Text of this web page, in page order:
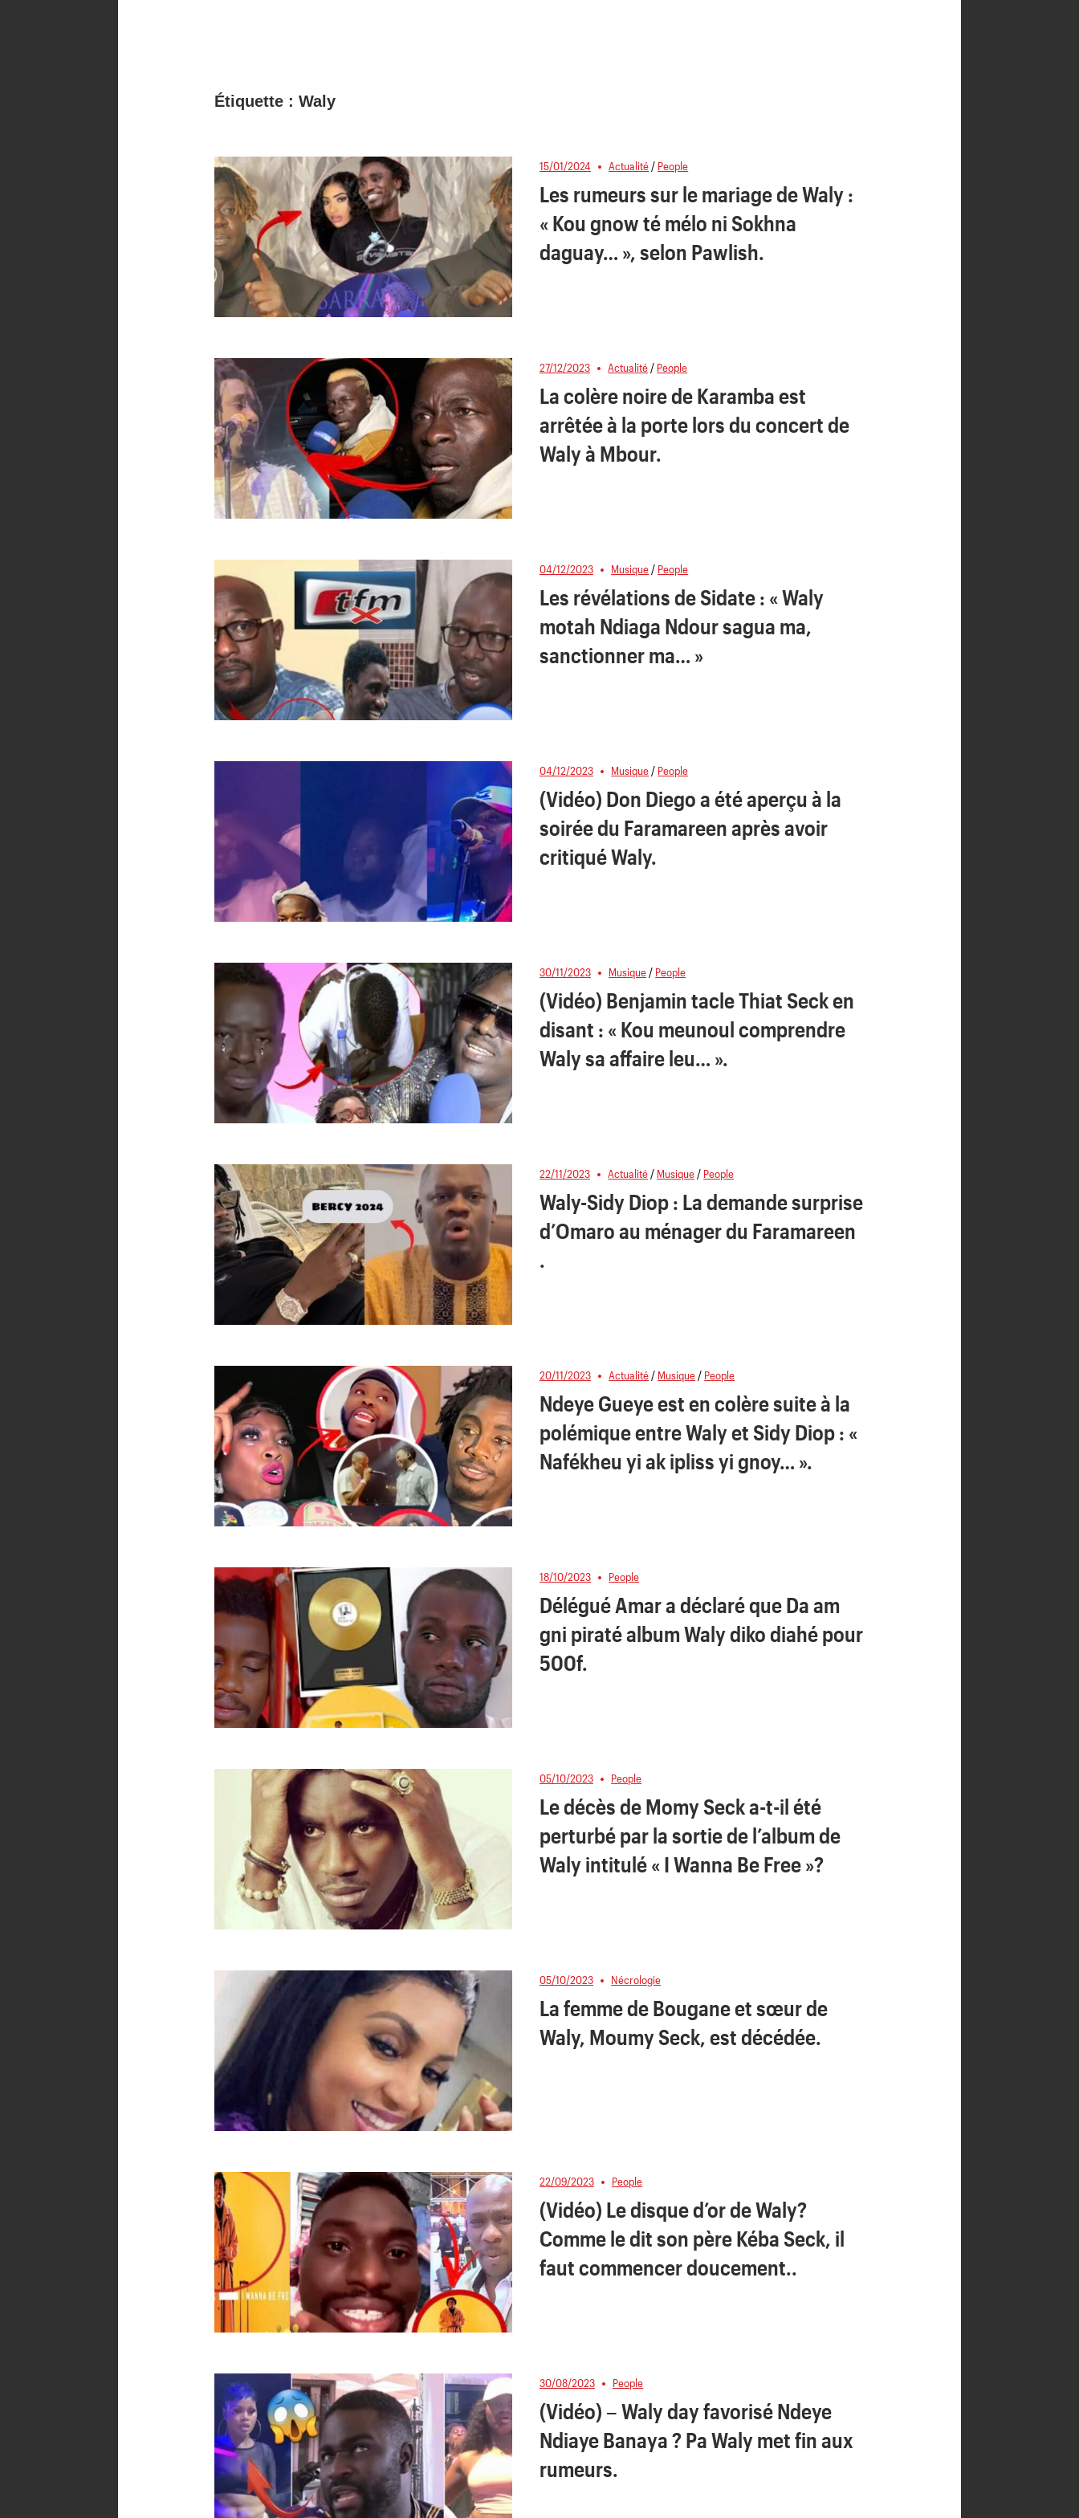
Étiquette : Waly
15/01/2024 Actualité / People
Les rumeurs sur le mariage de Waly :
« Kou gnow té mélo ni Sokhna
daguay… », selon Pawlish.
27/12/2023 Actualité / People
La colère noire de Karamba est
arrêtée à la porte lors du concert de
Waly à Mbour.
04/12/2023 Musique / People
Les révélations de Sidate : « Waly
motah Ndiaga Ndour sagua ma,
sanctionner ma… »
04/12/2023 Musique / People
(Vidéo) Don Diego a été aperçu à la
soirée du Faramareen après avoir
critiqué Waly.
30/11/2023 Musique / People
(Vidéo) Benjamin tacle Thiat Seck en
disant : « Kou meunoul comprendre
Waly sa affaire leu… ».
22/11/2023 Actualité / Musique / People
Waly-Sidy Diop : La demande surprise
d’Omaro au ménager du Faramareen
.
20/11/2023 Actualité / Musique / People
Ndeye Gueye est en colère suite à la
polémique entre Waly et Sidy Diop : «
Nafékheu yi ak ipliss yi gnoy… ».
18/10/2023 People
Délégué Amar a déclaré que Da am
gni piraté album Waly diko diahé pour
500f.
05/10/2023 People
Le décès de Momy Seck a-t-il été
perturbé par la sortie de l’album de
Waly intitulé « I Wanna Be Free »?
05/10/2023 Nécrologie
La femme de Bougane et sœur de
Waly, Moumy Seck, est décédée.
22/09/2023 People
(Vidéo) Le disque d’or de Waly?
Comme le dit son père Kéba Seck, il
faut commencer doucement..
30/08/2023 People
(Vidéo) – Waly day favorisé Ndeye
Ndiaye Banaya ? Pa Waly met fin aux
rumeurs.